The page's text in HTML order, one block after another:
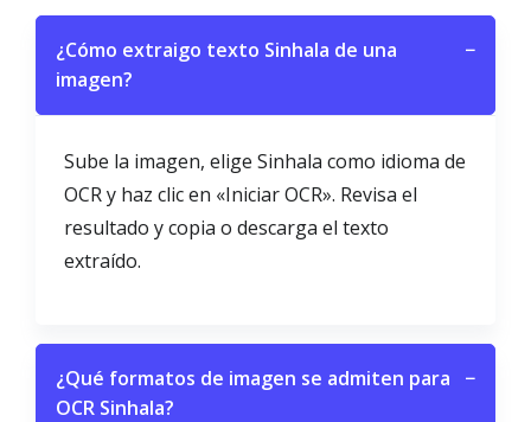
¿Cómo extraigo texto Sinhala de una
imagen?
−
Sube la imagen, elige Sinhala como idioma de
OCR y haz clic en «Iniciar OCR». Revisa el
resultado y copia o descarga el texto
extraído.
¿Qué formatos de imagen se admiten para
OCR Sinhala?
−